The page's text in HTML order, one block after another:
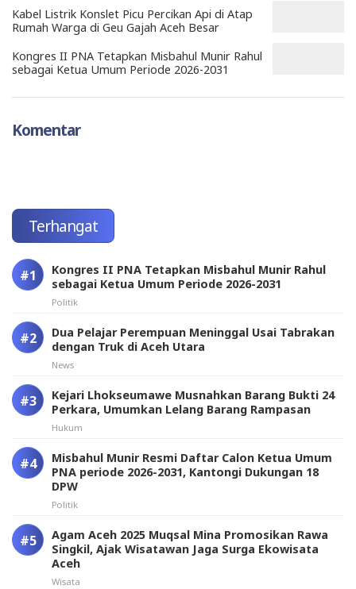
Kabel Listrik Konslet Picu Percikan Api di Atap
Rumah Warga di Geu Gajah Aceh Besar
Kongres II PNA Tetapkan Misbahul Munir Rahul
sebagai Ketua Umum Periode 2026-2031
Komentar
Terhangat
Kongres II PNA Tetapkan Misbahul Munir Rahul
sebagai Ketua Umum Periode 2026-2031
Politik
Dua Pelajar Perempuan Meninggal Usai Tabrakan
dengan Truk di Aceh Utara
News
Kejari Lhokseumawe Musnahkan Barang Bukti 24
Perkara, Umumkan Lelang Barang Rampasan
Hukum
Misbahul Munir Resmi Daftar Calon Ketua Umum
PNA periode 2026-2031, Kantongi Dukungan 18
DPW
Politik
Agam Aceh 2025 Muqsal Mina Promosikan Rawa
Singkil, Ajak Wisatawan Jaga Surga Ekowisata
Aceh
Wisata